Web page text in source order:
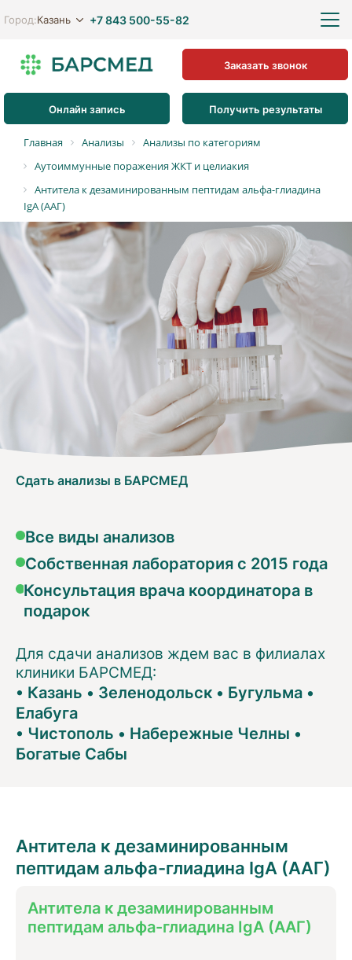
Город:Казань +7 843 500-55-82
Онлайн запись Получить результаты
Заказать звонок
Главная Анализы
Анализы по категориям
Аутоиммунные поражения ЖКТ и целиакия
Антитела к дезаминированным пептидам альфа-глиадина
IgА (ААГ)
Сдать анализы в БАРСМЕД
Все виды анализов
Собственная лаборатория с 2015 года
Консультация врача координатора в
подарок
Для сдачи анализов ждем вас в филиалах
клиники БАРСМЕД:
• Казань • Зеленодольск • Бугульма •
Елабуга
• Чистополь • Набережные Челны •
Богатые Сабы
Антитела к дезаминированным
пептидам альфа-глиадина IgА (ААГ)
Антитела к дезаминированным
пептидам альфа-глиадина IgА (ААГ)